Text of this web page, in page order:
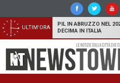
ULTIM'ORA
PIL IN ABRUZZO NEL
DECIMA IN ITALIA